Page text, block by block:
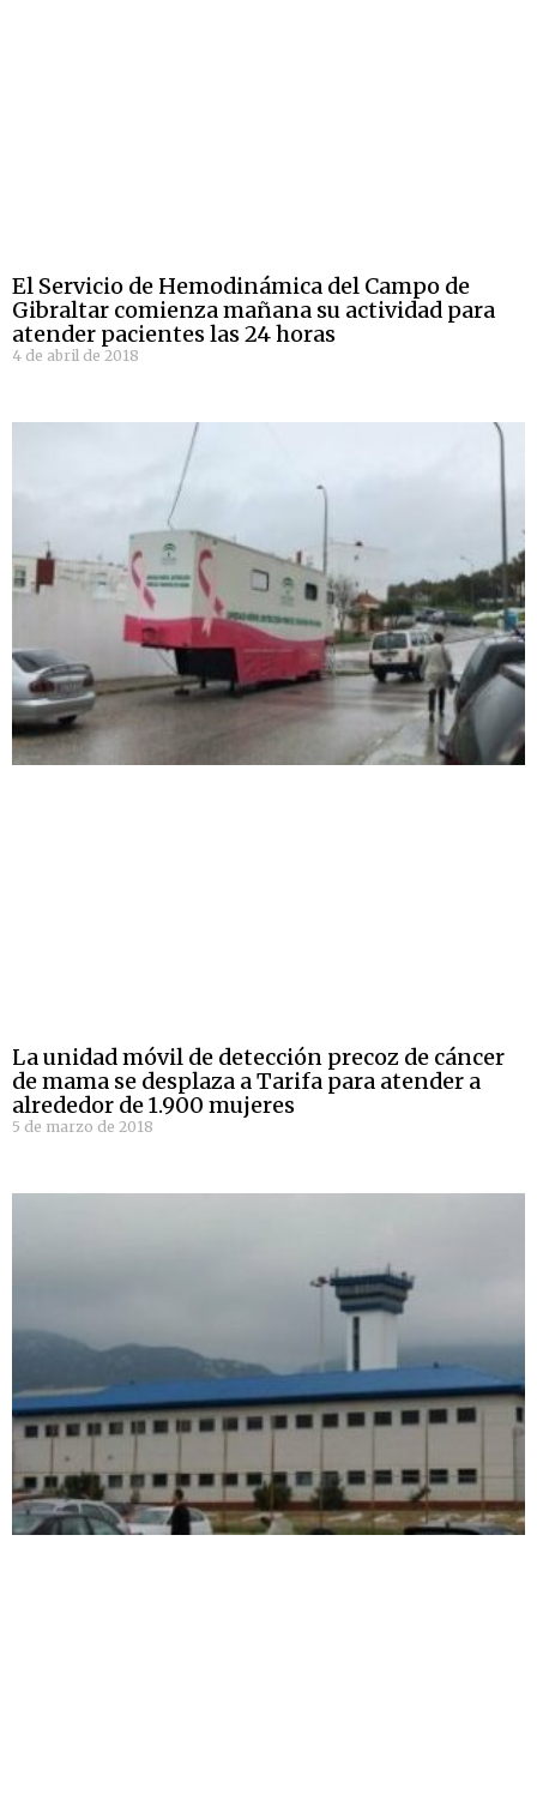
El Servicio de Hemodinámica del Campo de
Gibraltar comienza mañana su actividad para
atender pacientes las 24 horas
4 de abril de 2018
La unidad móvil de detección precoz de cáncer
de mama se desplaza a Tarifa para atender a
alrededor de 1.900 mujeres
5 de marzo de 2018